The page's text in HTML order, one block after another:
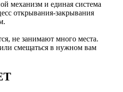
механизм и единая система
открывания-закрывания
не занимают много места.
смещаться в нужном вам